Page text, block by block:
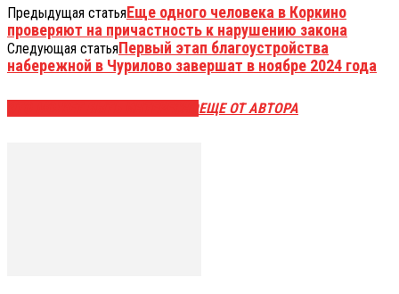
Предыдущая статьяЕще одного человека в Коркино
проверяют на причастность к нарушению закона
Следующая статьяПервый этап благоустройства
набережной в Чурилово завершат в ноябре 2024 года
ЕЩЕ ОТ АВТОРА